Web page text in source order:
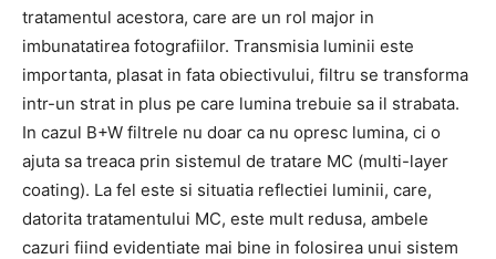
tratamentul acestora, care are un rol major in
imbunatatirea fotografiilor. Transmisia luminii este
importanta, plasat in fata obiectivului, filtru se transforma
intr-un strat in plus pe care lumina trebuie sa il strabata.
In cazul B+W filtrele nu doar ca nu opresc lumina, ci o
ajuta sa treaca prin sistemul de tratare MC (multi-layer
coating). La fel este si situatia reflectiei luminii, care,
datorita tratamentului MC, este mult redusa, ambele
cazuri fiind evidentiate mai bine in folosirea unui sistem